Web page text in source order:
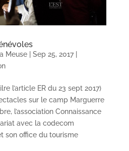
Meuse| Sep 25, 2017|
l’article ER du 23 sept 2017)
sur le camp Marguerre
l’association Connaissance
avec la codecom
son office du tourisme